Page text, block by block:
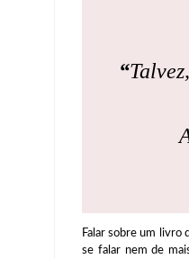
“
Falar sobre um livro
se falar nem de